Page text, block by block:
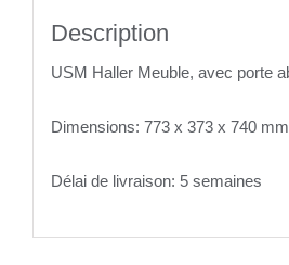
Description
USM Haller Meuble, avec porte
Dimensions: 773 x 373 x 740 mm
Délai de livraison: 5 semaines